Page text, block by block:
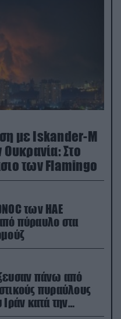
με Iskander-M
Στο
των Flamingo
των ΗΑΕ
πύραυλο στα
πάνω από
πυραύλους
Ιράν κατά την
πολέμου